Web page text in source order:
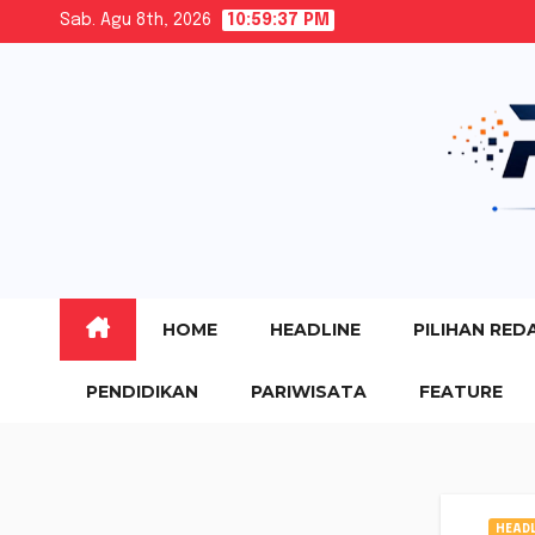
Sab. Agu 8th, 2026 10:59:38 PM
HOME HEADLINE PILIHAN
PENDIDIKAN PARIWISATA FEATURE